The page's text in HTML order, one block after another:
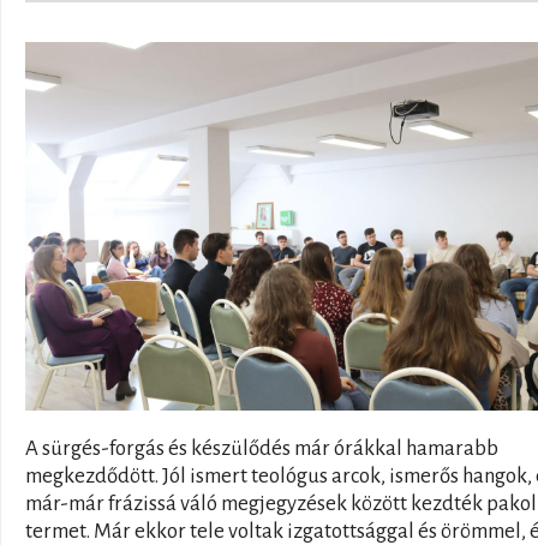
A sürgés-forgás és készülődés már órákkal hamarabb
megkezdődött. Jól ismert teológus arcok, ismerős hangok,
már-már frázissá váló megjegyzések között kezdték
termet. Már ekkor tele voltak izgatottsággal és örömmel,